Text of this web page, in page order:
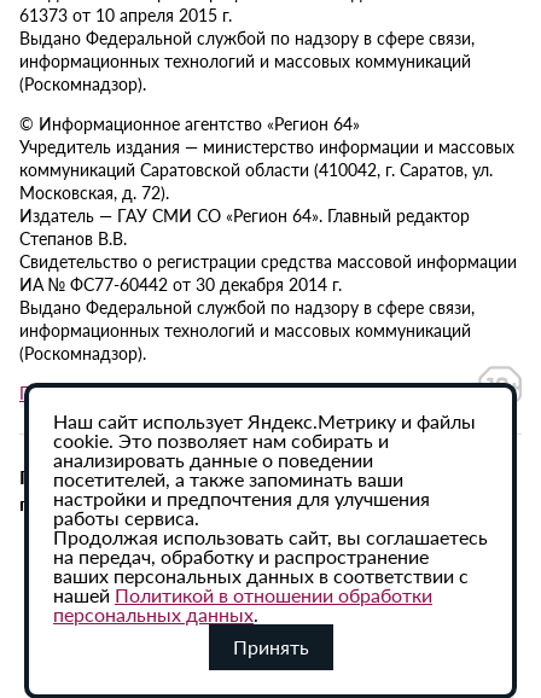
61373 от 10 апреля 2015 г.
Выдано Федеральной службой по надзору в сфере связи,
информационных технологий и массовых коммуникаций
(Роскомнадзор).
© Информационное агентство «Регион 64»
Учредитель издания — министерство информации и массовых
коммуникаций Саратовской области (410042, г. Саратов, ул.
Московская, д. 72).
Издатель — ГАУ СМИ СО «Регион 64». Главный редактор
Степанов В.В.
Свидетельство о регистрации средства массовой информации
ИА № ФС77-60442 от 30 декабря 2014 г.
Выдано Федеральной службой по надзору в сфере связи,
информационных технологий и массовых коммуникаций
(Роскомнадзор).
Политика в отношении обработки персональных данных
При использовании материалов сайта активная
гиперссылка на ИА «Регион 64» обязательна.
Наш сайт использует Яндекс.Метрику и файлы
cookie. Это позволяет нам собирать и
анализировать данные о поведении
посетителей, а также запоминать ваши
настройки и предпочтения для улучшения
работы сервиса.
Продолжая использовать сайт, вы соглашаетесь
на передач, обработку и распространение
ваших персональных данных в соответствии с
нашей Политикой в отношении обработки
персональных данных.
Принять